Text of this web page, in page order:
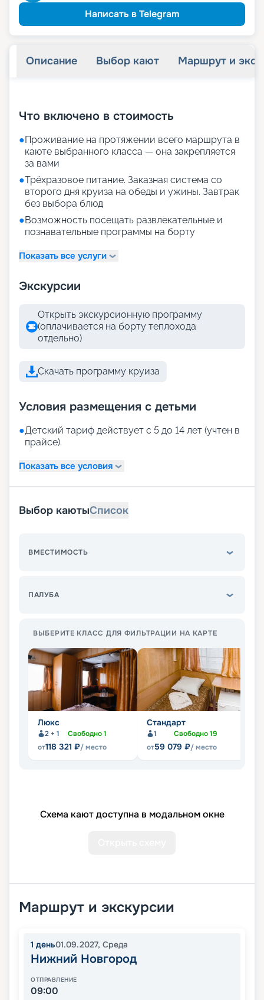
Написать в Telegram
Описание Выбор кают Маршрут и
Что включено в стоимость
●Проживание на протяжении всего маршрута в
каюте выбранного класса — она закрепляется
за вами
●Трёхразовое питание. Заказная система со
второго дня круиза на обеды и ужины. Завтрак
без выбора блюд
●Возможность посещать развлекательные и
познавательные программы на борту
Показать все услуги
Экскурсии
Открыть экскурсионную программу
(оплачивается на борту теплохода
отдельно)
Скачать программу круиза
Условия размещения с детьми
●Детский тариф действует с 5 до 14 лет (учтен в
прайсе).
Показать все условия
Выбор каютыСписок
ВМЕСТИМОСТЬ
ПАЛУБА
ВЫБЕРИТЕ КЛАСС ДЛЯ ФИЛЬТРАЦИИ НА КАРТЕ
Люкс
2 + 1 Свободно1
от118 321 ₽/ место
Стандарт
1 Свободно19
от59 079 ₽/ место
Схема кают доступна в модальном окне
Маршрут и экскурсии
1 день01.09.2027, Среда
Нижний Новгород
ОТПРАВЛЕНИЕ
09:00